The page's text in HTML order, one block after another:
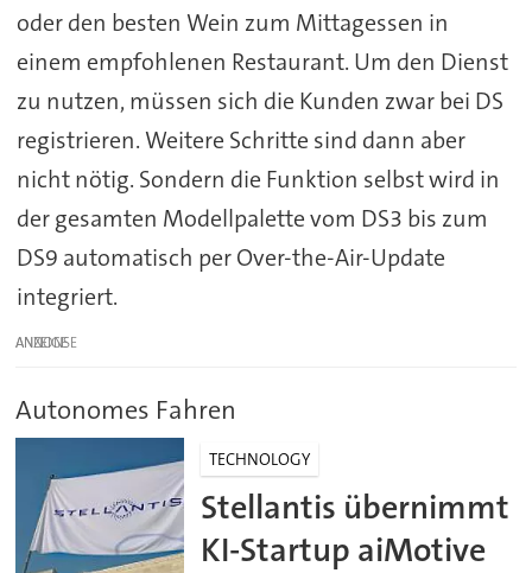
oder den besten Wein zum Mittagessen in
einem empfohlenen Restaurant. Um den Dienst
zu nutzen, müssen sich die Kunden zwar bei DS
registrieren. Weitere Schritte sind dann aber
nicht nötig. Sondern die Funktion selbst wird in
der gesamten Modellpalette vom DS3 bis zum
DS9 automatisch per Over-the-Air-Update
integriert.
ANZEIGE
Autonomes Fahren
TECHNOLOGY
Stellantis übernimmt
KI-Startup aiMotive